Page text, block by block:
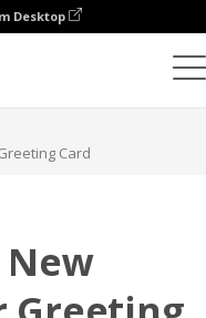
Desktop
Card
New